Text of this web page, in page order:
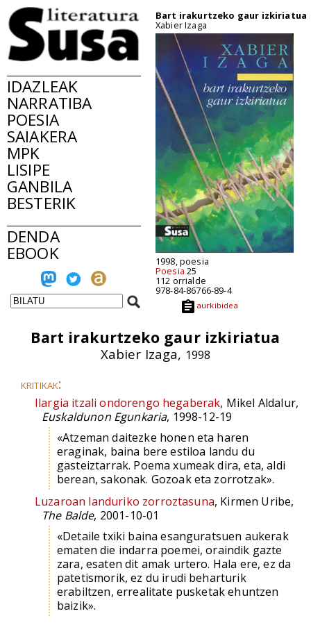
IDAZLEAK
NARRATIBA
POESIA
SAIAKERA
MPK
LISIPE
GANBILA
BESTERIK
DENDA
EBOOK
Bart irakurtzeko gaur izkiriatua
Xabier Izaga
1998, poesia
Poesia 25
112 orrialde
978-84-86766-89-4
aurkibidea
Bart irakurtzeko gaur izkiriatua
Xabier Izaga, 1998
kritikak:
Ilargia itzali ondorengo hegaberak, Mikel Aldalur,
Euskaldunon Egunkaria, 1998-12-19
«Atzeman daitezke honen eta haren
eraginak, baina bere estiloa landu du
gasteiztarrak. Poema xumeak dira, eta, aldi
berean, sakonak. Gozoak eta zorrotzak».
Luzaroan landuriko zorroztasuna, Kirmen Uribe,
The Balde, 2001-10-01
«Detaile txiki baina esanguratsuen aukerak
ematen die indarra poemei, oraindik gazte
zara, esaten dit amak urtero. Hala ere, ez da
patetismorik, ez du irudi beharturik
erabiltzen, errealitate pusketak ehuntzen
baizik».